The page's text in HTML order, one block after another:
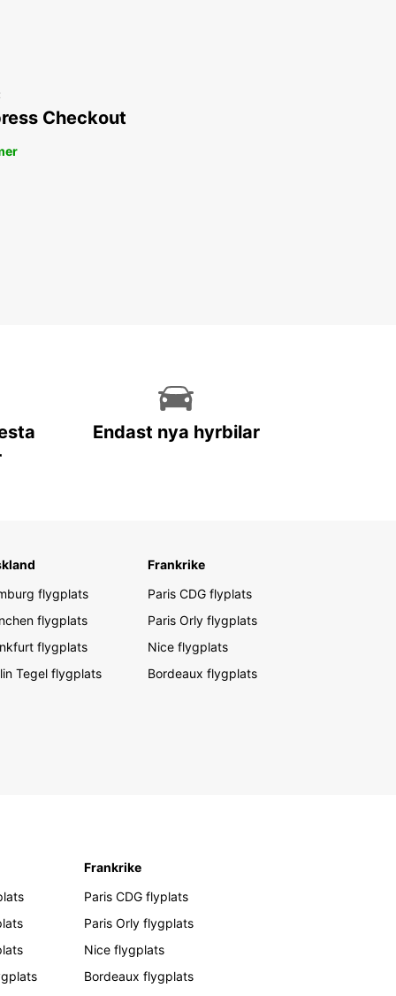
Checkout
Endast nya hyrbilar
flygplats
flygplats
flygplats
Tegel flygplats
Frankrike
Paris CDG flyplats
Paris Orly flygplats
Nice flygplats
Bordeaux flygplats
Frankrike
Paris CDG flyplats
Paris Orly flygplats
Nice flygplats
Bordeaux flygplats